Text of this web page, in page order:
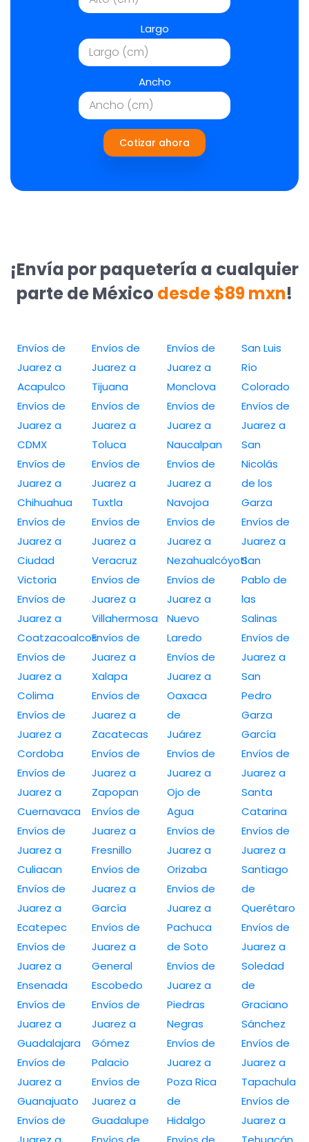
Largo
Ancho
Cotizar ahora
¡Envía por paquetería a cualquier
parte de México desde $89 mxn!
Envíos de
Juarez a
Acapulco
Envíos de
Juarez a
CDMX
Envíos de
Juarez a
Chihuahua
Envíos de
Juarez a
Ciudad
Victoria
Envíos de
Juarez a
Coatzacoalcos
Envíos de
Juarez a
Colima
Envíos de
Juarez a
Cordoba
Envíos de
Juarez a
Cuernavaca
Envíos de
Juarez a
Culiacan
Envíos de
Juarez a
Ecatepec
Envíos de
Juarez a
Ensenada
Envíos de
Juarez a
Guadalajara
Envíos de
Juarez a
Guanajuato
Envíos de
Envíos de
Juarez a
Tijuana
Envíos de
Juarez a
Toluca
Envíos de
Juarez a
Tuxtla
Envíos de
Juarez a
Veracruz
Envíos de
Juarez a
Villahermosa
Envíos de
Juarez a
Xalapa
Envíos de
Juarez a
Zacatecas
Envíos de
Juarez a
Zapopan
Envíos de
Juarez a
Fresnillo
Envíos de
Juarez a
García
Envíos de
Juarez a
General
Escobedo
Envíos de
Juarez a
Gómez
Palacio
Envíos de
Juarez a
Guadalupe
Envíos de
Juarez a
Monclova
Envíos de
Juarez a
Naucalpan
Envíos de
Juarez a
Navojoa
Envíos de
Juarez a
Nezahualcóyotl
Envíos de
Juarez a
Nuevo
Laredo
Envíos de
Juarez a
Oaxaca
de
Juárez
Envíos de
Juarez a
Ojo de
Agua
Envíos de
Juarez a
Orizaba
Envíos de
Juarez a
Pachuca
de Soto
Envíos de
Juarez a
Piedras
Negras
Envíos de
Juarez a
Poza Rica
de
Hidalgo
San Luis
Río
Colorado
Envíos de
Juarez a
San
Nicolás
de los
Garza
Envíos de
Juarez a
San
Pablo de
las
Salinas
Envíos de
Juarez a
San
Pedro
Garza
García
Envíos de
Juarez a
Santa
Catarina
Envíos de
Juarez a
Santiago
de
Querétaro
Envíos de
Juarez a
Soledad
de
Graciano
Sánchez
Envíos de
Juarez a
Tapachula
Envíos de
Juarez a